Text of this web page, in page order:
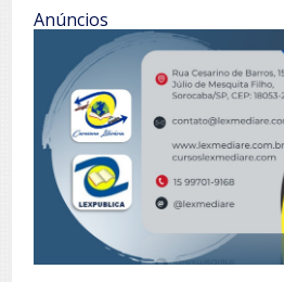
Anúncios